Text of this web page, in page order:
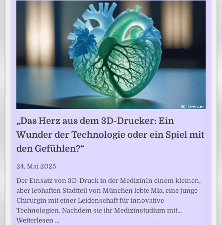
„Das Herz aus dem 3D-Drucker: Ein
Wunder der Technologie oder ein Spiel mit
den Gefühlen?“
24. Mai 2025
Der Einsatz von 3D-Druck in der MedizinIn einem kleinen,
aber lebhaften Stadtteil von München lebte Mia, eine junge
Chirurgin mit einer Leidenschaft für innovative
Technologien. Nachdem sie ihr Medizinstudium mit…
Weiterlesen …